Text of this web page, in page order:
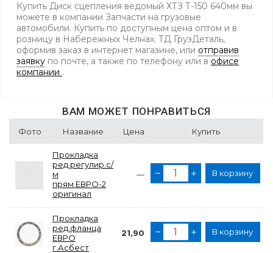
Купить Диск сцепления ведомый ХТЗ Т-150 640мм вы
можете в компании Запчасти на грузовые
автомобили. Купить по доступным цена оптом и в
розницу в Набережных Челнах. ТД ГрузДеталь,
оформив заказ в интернет магазине, или отправив
заявку по почте, а также по телефону или в офисе
компании .
ВАМ МОЖЕТ ПОНРАВИТЬСЯ
Фото Название Цена Купить
Прокладка
ред.регулир.с/
м
прям.ЕВРО-2
оригинал
— В корзину
Прокладка
ред.фланца
ЕВРО
г.Асбест
21,90 В корзину